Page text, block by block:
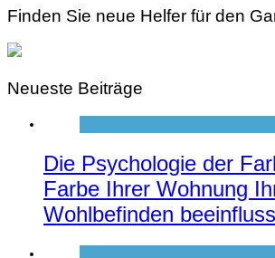
Finden Sie neue Helfer für den
Neueste Beiträge
Die Psychologie der
Farbe Ihrer Wohnung
Wohlbefinden